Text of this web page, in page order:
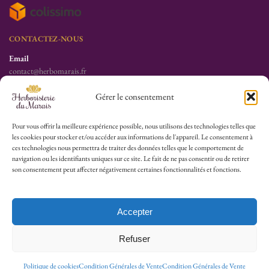
Gérer le consentement
Pour vous offrir la meilleure expérience possible, nous utilisons des technologies telles que
les cookies pour stocker et/ou accéder aux informations de l'appareil. Le consentement à
ces technologies nous permettra de traiter des données telles que le comportement de
navigation ou les identifiants uniques sur ce site. Le fait de ne pas consentir ou de retirer
son consentement peut affecter négativement certaines fonctionnalités et fonctions.
Accepter
Refuser
Politique de cookiesCondition Générales de VenteCondition Générales de Vente
CONTACTEZ-NOUS
Email
contact@herbomarais.fr
Téléphone
+33 6 78 19 34 25
S’adresser à l’herboristerie :
6 rue des Filles du Calvaire
75003 Paris
France
Lu-Sa : 10h30/13h30 – 14h30/19h30
Dim (Oct à Mai) : 12h/17h30